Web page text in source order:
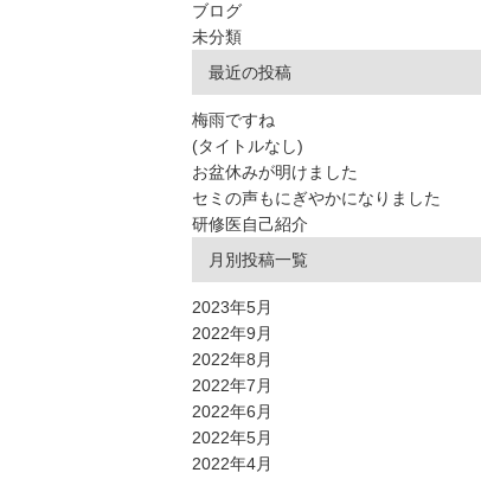
ブログ
未分類
最近の投稿
梅雨ですね
(タイトルなし)
お盆休みが明けました
セミの声もにぎやかになりました
研修医自己紹介
月別投稿一覧
2023年5月
2022年9月
2022年8月
2022年7月
2022年6月
2022年5月
2022年4月